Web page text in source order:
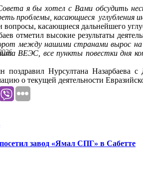
я бы хотел с Вами обсудить
проблемы, касающиеся углубления
касающиеся дальнейшего
отметил высокие результаты
между нашими странами вырос
ВЕЭС, все пункты повестки дня
Нурсултана Назарбаева с
о текущей деятельности
завод «Ямал СПГ» в Сабетте